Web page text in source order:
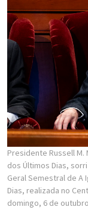
Presidente Russell
dos Últimos Dias,
Geral Semestral de A
Dias, realizada no
domingo, 6 de